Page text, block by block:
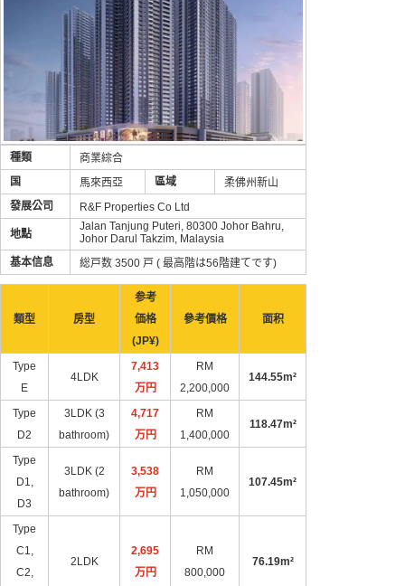
種類
商業綜合
国
馬來西亞 區域
柔佛州新山
發展公司
R&F Properties Co Ltd
地點
Jalan Tanjung Puteri, 80300 Johor Bahru,
Johor Darul Takzim, Malaysia
基本信息
総戸数 3500 戸 ( 最高階は56階建てです)
類型 房型
参考
価格
(JP¥)
參考價格 面积
Type
E
4LDK
7,413
万円
RM
2,200,000
144.55m²
Type
D2
3LDK (3
bathroom)
4,717
万円
RM
1,400,000
118.47m²
Type
D1,
D3
3LDK (2
bathroom)
3,538
万円
RM
1,050,000
107.45m²
Type
C1,
C2,
2LDK
2,695
万円
RM
800,000
76.19m²